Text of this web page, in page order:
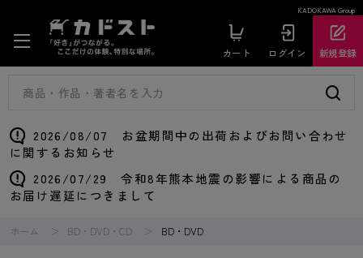
KADOKAWA Group
カート ログイン 新規登録
2026/08/07 お盆期間中の出荷およびお問い合わせ
に関するお知らせ
2026/07/29 令和8年熊本地震の影響による商品の
お届け遅延につきまして
ホーム BD・DVD・CD BD・DVD